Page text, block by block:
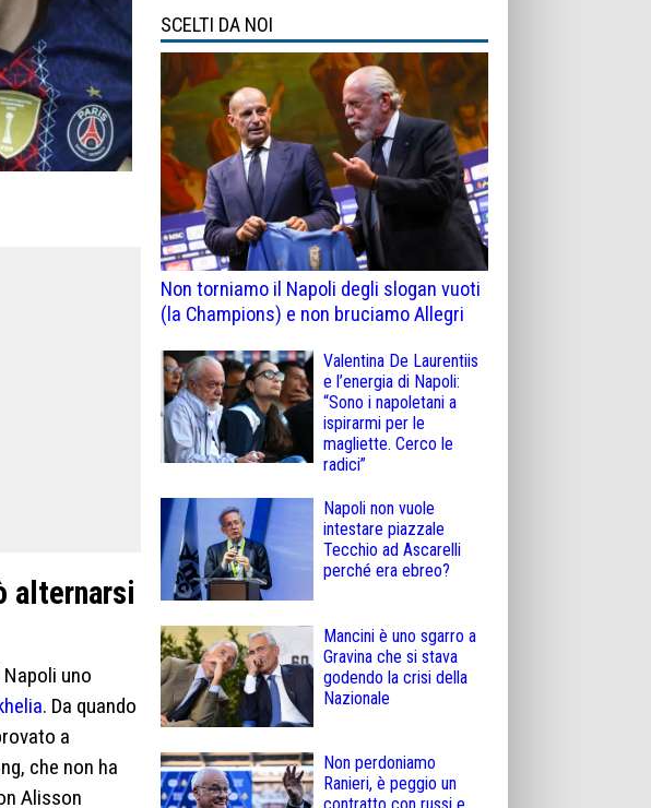
alternarsi
uno
. Da quando
a
che non ha
Alisson
SCELTI DA NOI
Non torniamo il Napoli degli slogan vuoti
(la Champions) e non bruciamo Allegri
Valentina De Laurentiis
e l’energia di Napoli:
“Sono i napoletani a
ispirarmi per le
magliette. Cerco le
radici”
Napoli non vuole
intestare piazzale
Tecchio ad Ascarelli
perché era ebreo?
Mancini è uno sgarro a
Gravina che si stava
godendo la crisi della
Nazionale
Non perdoniamo
Ranieri, è peggio un